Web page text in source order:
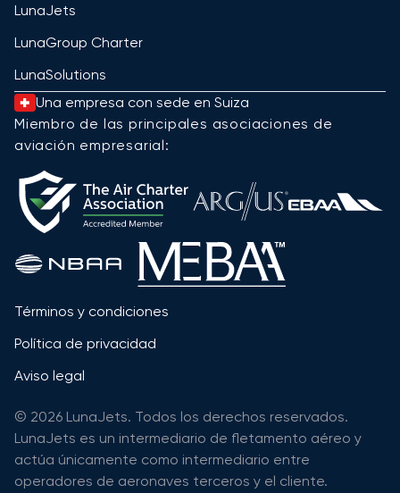
LunaJets
LunaGroup Charter
LunaSolutions
Una empresa con sede en Suiza
Miembro de las principales asociaciones de
aviación empresarial:
Términos y condiciones
Política de privacidad
Aviso legal
© 2026 LunaJets. Todos los derechos reservados.
LunaJets es un intermediario de fletamento aéreo y
actúa únicamente como intermediario entre
operadores de aeronaves terceros y el cliente.